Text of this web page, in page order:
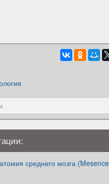
среднего мозга